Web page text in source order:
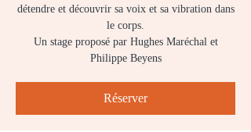
détendre et découvrir sa voix et sa vibration dans
le corps.
Un stage proposé par Hughes Maréchal et
Philippe Beyens
Réserver